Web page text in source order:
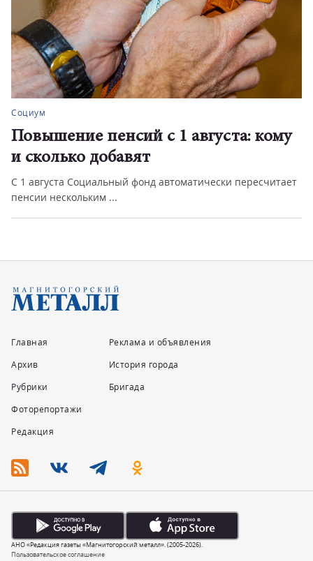
Социум
Повышение пенсий с 1 августа: кому
и сколько добавят
С 1 августа Социальный фонд автоматически пересчитает
пенсии нескольким ...
Главная
Архив
Рубрики
Фоторепортажи
Редакция
Реклама и объявления
История города
Бригада
Пользовательское соглашение
АНО «Редакция газеты «Магнитогорский металл». (2005-2026).